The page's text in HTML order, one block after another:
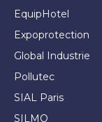
EquipHotel
Expoprotection
Global Industrie
Pollutec
SIAL Paris
SILMO